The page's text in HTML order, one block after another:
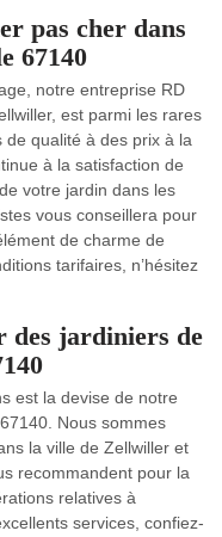
pas cher dans
67140
notre entreprise RD
est parmi les rares
qualité à des prix à la
à la satisfaction de
votre jardin dans les
vous conseillera pour
de charme de
tarifaires, n’hésitez
des jardiniers de
est la devise de notre
Nous sommes
la ville de Zellwiller et
recommandent pour la
relatives à
services, confiez-